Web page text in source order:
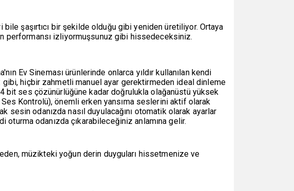
bile şaşırtıcı bir şekilde olduğu gibi yeniden üretiliyor. Ortaya
performansı izliyormuşsunuz gibi hissedeceksiniz.
Ev Sineması ürünlerinde onlarca yıldır kullanılan kendi
hiçbir zahmetli manuel ayar gerektirmeden ideal dinleme
bit ses çözünürlüğüne kadar doğrulukla olağanüstü yüksek
Kontrolü), önemli erken yansıma seslerini aktif olarak
odanızda nasıl duyulacağını otomatik olarak ayarlar
odanızda çıkarabileceğiniz anlamına gelir.
müzikteki yoğun derin duyguları hissetmenize ve